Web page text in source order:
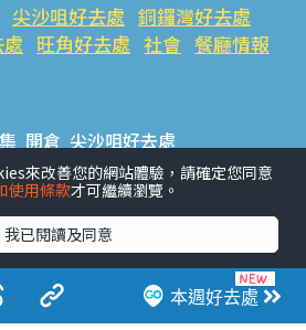
本週好去處
尖沙咀好去處 銅鑼灣好去處
旺角好去處 社會 餐廳情報
開倉 尖沙咀好去處
處 荃灣好去處 旺角好去處 社會
動推介 #美食社群熱話
應用程式
#限時搶
商戶中心 #著數 #網絡熱話
來改善您的網站體驗，請確定您同意
使用條款才可繼續瀏覽。
我已閱讀及同意